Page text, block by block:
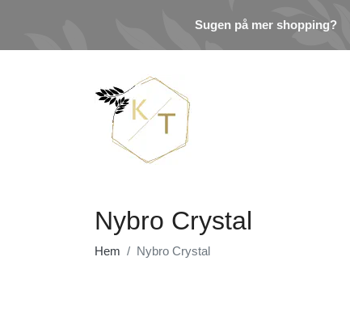
Sugen på mer shopping?
Nybro Crystal
Hem Nybro Crystal